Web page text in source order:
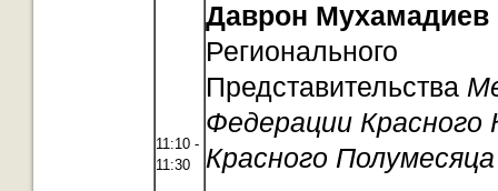
11:10 -
11:30
Даврон
Регионального
Представительства
Федерации Красного
Красного Полумесяца